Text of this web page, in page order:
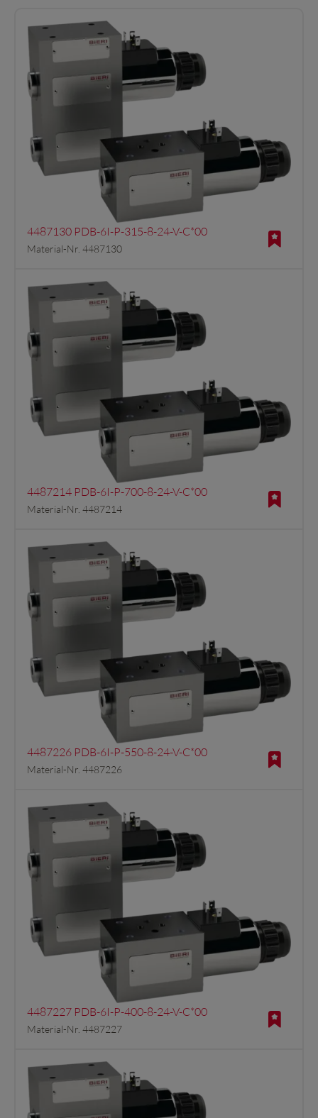
4487130 PDB-6I-P-315-8-24-V-C*00
Material-Nr. 4487130
4487214 PDB-6I-P-700-8-24-V-C*00
Material-Nr. 4487214
4487226 PDB-6I-P-550-8-24-V-C*00
Material-Nr. 4487226
4487227 PDB-6I-P-400-8-24-V-C*00
Material-Nr. 4487227